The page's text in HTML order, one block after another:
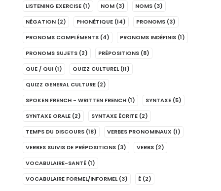
LISTENING EXERCISE (1) NOM (3) NOMS (3)
NÉGATION (2) PHONÉTIQUE (14) PRONOMS (3)
PRONOMS COMPLÉMENTS (4) PRONOMS INDÉFINIS (1)
PRONOMS SUJETS (2) PRÉPOSITIONS (8)
QUE / QUI (1) QUIZZ CULTUREL (11)
QUIZZ GENERAL CULTURE (2)
SPOKEN FRENCH - WRITTEN FRENCH (1) SYNTAXE (5)
SYNTAXE ORALE (2) SYNTAXE ÉCRITE (2)
TEMPS DU DISCOURS (18) VERBES PRONOMINAUX (1)
VERBES SUIVIS DE PRÉPOSITIONS (3) VERBS (2)
VOCABULAIRE-SANTÉ (1)
VOCABULAIRE FORMEL/INFORMEL (3) É (2)